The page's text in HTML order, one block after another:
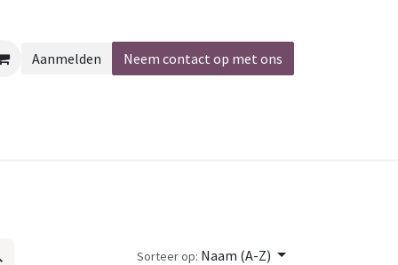
Aanmelden Neem contact op met ons
Sorteer op: Naam (A-Z)